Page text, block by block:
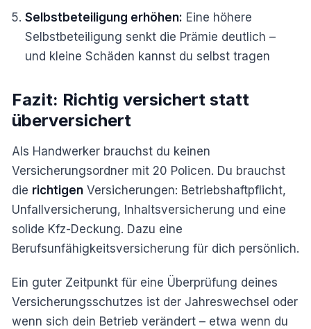
Selbstbeteiligung erhöhen: Eine höhere
Selbstbeteiligung senkt die Prämie deutlich –
und kleine Schäden kannst du selbst tragen
Fazit: Richtig versichert statt
überversichert
Als Handwerker brauchst du keinen
Versicherungsordner mit 20 Policen. Du brauchst
die richtigen Versicherungen: Betriebshaftpflicht,
Unfallversicherung, Inhaltsversicherung und eine
solide Kfz-Deckung. Dazu eine
Berufsunfähigkeitsversicherung für dich persönlich.
Ein guter Zeitpunkt für eine Überprüfung deines
Versicherungsschutzes ist der Jahreswechsel oder
wenn sich dein Betrieb verändert – etwa wenn du